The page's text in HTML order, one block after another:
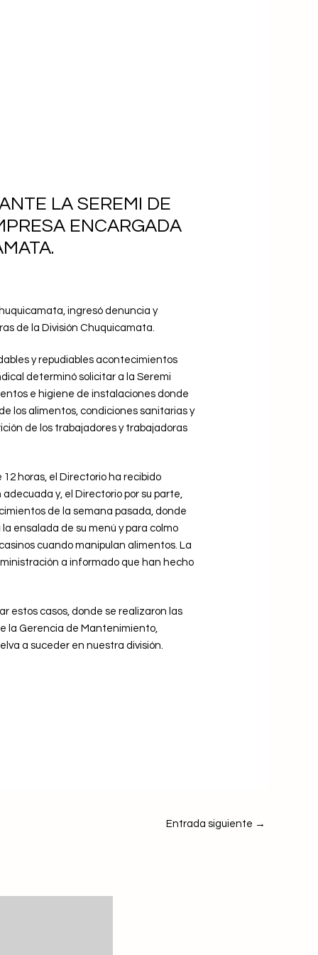
LA SEREMI DE
ENCARGADA
ingresó denuncia y
de la División Chuquicamata.
y repudiables acontecimientos
determinó solicitar a la Seremi
e higiene de instalaciones donde
los alimentos, condiciones sanitarias y
de los trabajadores y trabajadoras
horas, el Directorio ha recibido
y, el Directorio por su parte,
de la semana pasada, donde
ensalada de su menú y para colmo
cuando manipulan alimentos. La
a informado que han hecho
estos casos, donde se realizaron las
la Gerencia de Mantenimiento,
a suceder en nuestra división.
Entrada siguiente →